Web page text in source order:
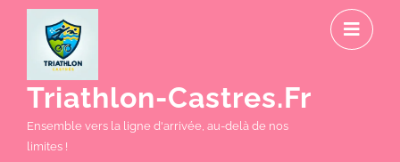
Triathlon-Castres.fr
Ensemble vers la ligne d'arrivée, au-delà de nos
limites !